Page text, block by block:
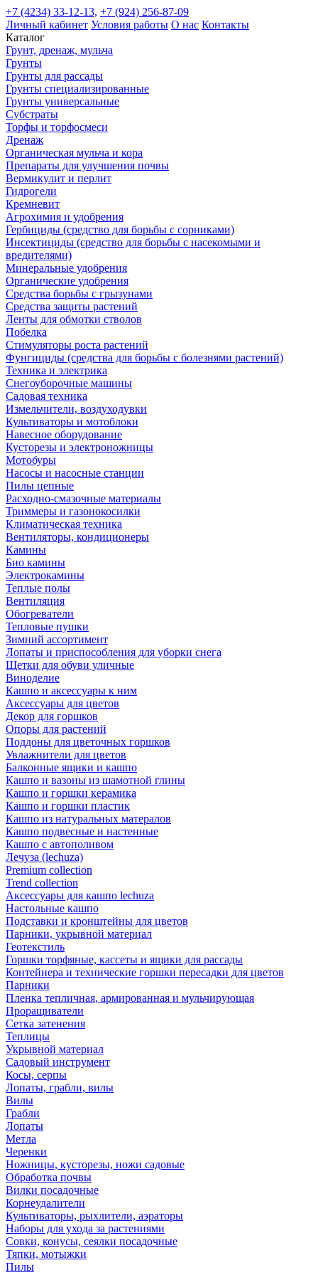
+7 (4234) 33-12-13, +7 (924) 256-87-09
Личный кабинет Условия работы О нас Контакты
Каталог
Грунт, дренаж, мульча
Грунты
Грунты для рассады
Грунты специализированные
Грунты универсальные
Субстраты
Торфы и торфосмеси
Дренаж
Органическая мульча и кора
Препараты для улучшения почвы
Вермикулит и перлит
Гидрогели
Кремневит
Агрохимия и удобрения
Гербициды (средство для борьбы с сорниками)
Инсектициды (средство для борьбы с насекомыми и
вредителями)
Минеральные удобрения
Органические удобрения
Средства борьбы с грызунами
Средства защиты растений
Ленты для обмотки стволов
Побелка
Стимуляторы роста растений
Фунгициды (средства для борьбы с болезнями растений)
Техника и электрика
Снегоуборочные машины
Садовая техника
Измельчители, воздуходувки
Культиваторы и мотоблоки
Навесное оборудование
Кусторезы и электроножницы
Мотобуры
Насосы и насосные станции
Пилы цепные
Расходно-смазочные материалы
Триммеры и газонокосилки
Климатическая техника
Вентиляторы, кондиционеры
Камины
Био камины
Электрокамины
Теплые полы
Вентиляция
Обогреватели
Тепловые пушки
Зимний ассортимент
Лопаты и приспособления для уборки снега
Щетки для обуви уличные
Виноделие
Кашпо и аксессуары к ним
Аксессуары для цветов
Декор для горшков
Опоры для растений
Поддоны для цветочных горшков
Увлажнители для цветов
Балконные ящики и кашпо
Кашпо и вазоны из шамотной глины
Кашпо и горшки керамика
Кашпо и горшки пластик
Кашпо из натуральных матералов
Кашпо подвесные и настенные
Кашпо с автополивом
Лечуза (lechuza)
Premium collection
Trend collection
Аксессуары для кашпо lechuza
Настольные кашпо
Подставки и кронштейны для цветов
Парники, укрывной материал
Геотекстиль
Горшки торфяные, кассеты и ящики для рассады
Контейнера и технические горшки пересадки для цветов
Парники
Пленка тепличная, армированная и мульчирующая
Проращиватели
Сетка затенения
Теплицы
Укрывной материал
Садовый инструмент
Косы, серпы
Лопаты, грабли, вилы
Вилы
Грабли
Лопаты
Метла
Черенки
Ножницы, кусторезы, ножи садовые
Обработка почвы
Вилки посадочные
Корнеудалители
Культиваторы, рыхлители, аэраторы
Наборы для ухода за растениями
Совки, конусы, сеялки посадочные
Тяпки, мотыжки
Пилы